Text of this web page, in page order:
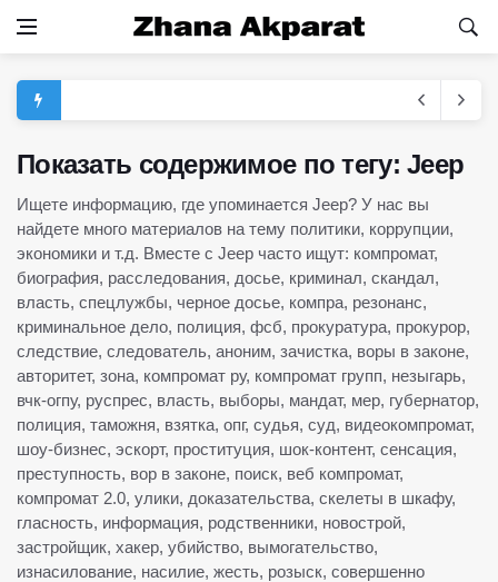
Показать содержимое по тегу: Jeep
Ищете информацию, где упоминается Jeep? У нас вы
найдете много материалов на тему политики, коррупции,
экономики и т.д. Вместе с Jeep часто ищут: компромат,
биография, расследования, досье, криминал, скандал,
власть, спецлужбы, черное досье, компра, резонанс,
криминальное дело, полиция, фсб, прокуратура, прокурор,
следствие, следователь, аноним, зачистка, воры в законе,
авторитет, зона, компромат ру, компромат групп, незыгарь,
вчк-огпу, руспрес, власть, выборы, мандат, мер, губернатор,
полиция, таможня, взятка, опг, судья, суд, видеокомпромат,
шоу-бизнес, эскорт, проституция, шок-контент, сенсация,
преступность, вор в законе, поиск, веб компромат,
компромат 2.0, улики, доказательства, скелеты в шкафу,
гласность, информация, родственники, новострой,
застройщик, хакер, убийство, вымогательство,
изнасилование, насилие, жесть, розыск, совершенно